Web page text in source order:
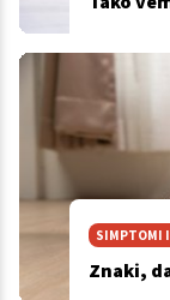
SIMPTOMI
Znaki,